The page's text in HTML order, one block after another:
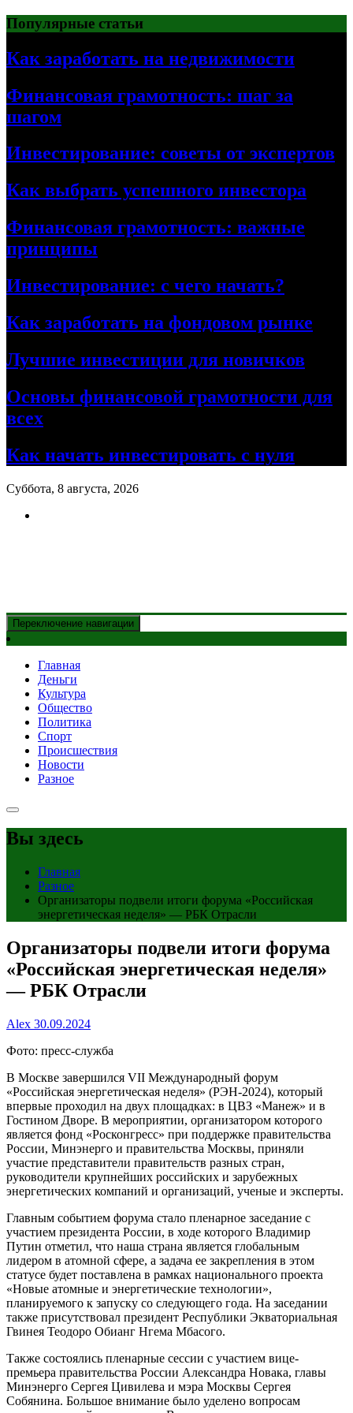
Перейти
к
содержимому
Популярные статьи
Как заработать на недвижимости
Финансовая грамотность: шаг за
шагом
Инвестирование: советы от экспертов
Как выбрать успешного инвестора
Финансовая грамотность: важные
принципы
Инвестирование: с чего начать?
Как заработать на фондовом рынке
Лучшие инвестиции для новичков
Основы финансовой грамотности для
всех
Как начать инвестировать с нуля
Суббота, 8 августа, 2026
Переключение навигации
Главная
Деньги
Культура
Общество
Политика
Спорт
Происшествия
Новости
Разное
Вы здесь
Главная
Разное
Организаторы подвели итоги форума «Российская
энергетическая неделя» — РБК Отрасли
Организаторы подвели итоги форума
«Российская энергетическая неделя»
— РБК Отрасли
Alex 30.09.2024
Фото: пресс-служба
В Москве завершился VII Международный форум
«Российская энергетическая неделя» (РЭН-2024), который
впервые проходил на двух площадках: в ЦВЗ «Манеж» и в
Гостином Дворе. В мероприятии, организатором которого
является фонд «Росконгресс» при поддержке правительства
России, Минэнерго и правительства Москвы, приняли
участие представители правительств разных стран,
руководители крупнейших российских и зарубежных
энергетических компаний и организаций, ученые и эксперты.
Главным событием форума стало пленарное заседание с
участием президента России, в ходе которого Владимир
Путин отметил, что наша страна является глобальным
лидером в атомной сфере, а задача ее закрепления в этом
статусе будет поставлена в рамках национального проекта
«Новые атомные и энергетические технологии»,
планируемого к запуску со следующего года. На заседании
также присутствовал президент Республики Экваториальная
Гвинея Теодоро Обианг Нгема Мбасого.
Также состоялись пленарные сессии с участием вице-
премьера правительства России Александра Новака, главы
Минэнерго Сергея Цивилева и мэра Москвы Сергея
Собянина. Большое внимание было уделено вопросам